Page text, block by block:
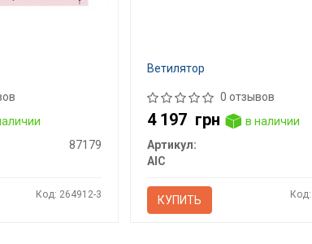
87179
Код: 264912-3
Ветилятор
0 отзывов
4 197 грн
в наличии
Артикул:
AIC
КУПИТЬ